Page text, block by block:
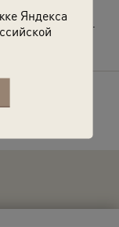
Яндекса
к Усть-Куту.